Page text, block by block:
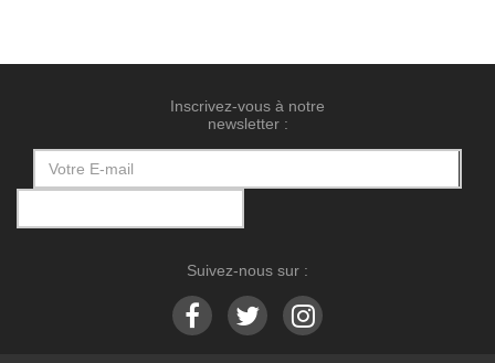
Inscrivez-vous à notre
newsletter :
Suivez-nous sur :